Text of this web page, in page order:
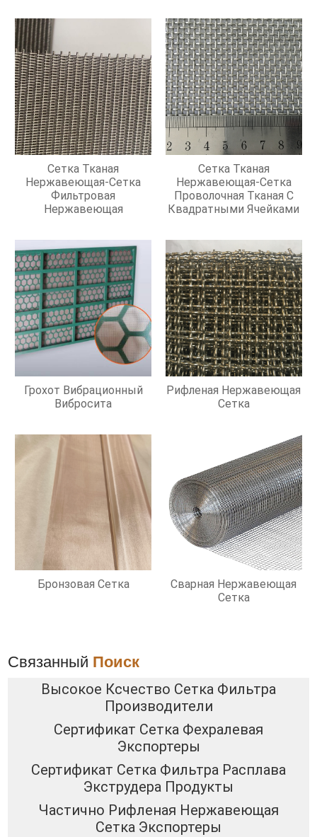
Сетка Тканая
Нержавеющая-Сетка
Фильтровая
Нержавеющая
Сетка Тканая
Нержавеющая-Сетка
Проволочная Тканая С
Квадратными Ячейками
Грохот Вибрационный
Вибросита
Рифленая Нержавеющая
Сетка
Бронзовая Сетка
Сварная Нержавеющая
Сетка
Связанный Поиск
Высокое Ксчество Сетка Фильтра
Производители
Сертификат Сетка Фехралевая
Экспортеры
Сертификат Сетка Фильтра Расплава
Экструдера Продукты
Частично Рифленая Нержавеющая
Сетка Экспортеры